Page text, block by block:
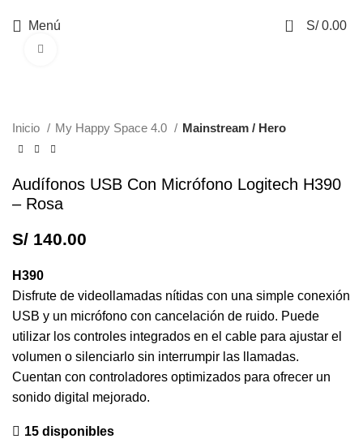
Menú 0 S/0.00
Inicio My Happy Space 4.0 Mainstream / Hero
Audífonos USB Con Micrófono Logitech H390
– Rosa
S/ 140.00
H390
Disfrute de videollamadas nítidas con una simple conexión
USB y un micrófono con cancelación de ruido. Puede
utilizar los controles integrados en el cable para ajustar el
volumen o silenciarlo sin interrumpir las llamadas.
Cuentan con controladores optimizados para ofrecer un
sonido digital mejorado.
15 disponibles